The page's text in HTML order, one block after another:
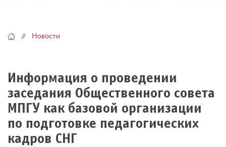
Новости
Информация о проведении
заседания Общественного совета
МПГУ как базовой организации
по подготовке педагогических
кадров СНГ